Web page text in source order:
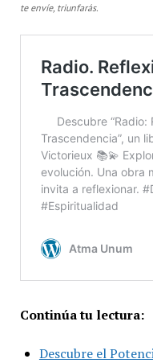
te envíe, triunfarás.
Continúa tu lectura:
Descubre el